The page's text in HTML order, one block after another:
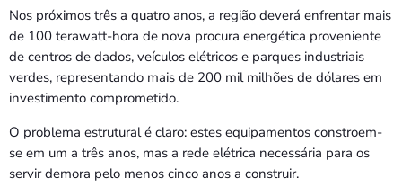
Nos próximos três a quatro anos, a região deverá enfrentar mais
de 100 terawatt-hora de nova procura energética proveniente
de centros de dados, veículos elétricos e parques industriais
verdes, representando mais de 200 mil milhões de dólares em
investimento comprometido.
O problema estrutural é claro: estes equipamentos constroem-
se em um a três anos, mas a rede elétrica necessária para os
servir demora pelo menos cinco anos a construir.